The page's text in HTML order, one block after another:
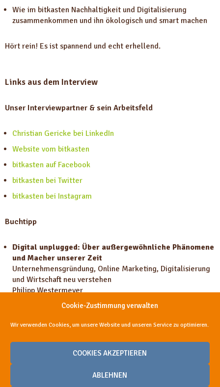
Cookie-Zustimmung verwalten
Wir verwenden Cookies, um unsere Website und unseren Service zu optimieren.
COOKIES AKZEPTIEREN
ABLEHNEN
Wie im bitkasten Nachhaltigkeit und Digitalisierung
zusammenkommen und ihn ökologisch und smart machen
Hört rein! Es ist spannend und echt erhellend.
Links aus dem Interview
Unser Interviewpartner & sein Arbeitsfeld
Christian Gericke bei LinkedIn
Website vom bitkasten
bitkasten auf Facebook
bitkasten bei Twitter
bitkasten bei Instagram
Buchtipp
Digital unplugged: Über außergewöhnliche Phänomene
und Macher unserer Zeit
Unternehmensgründung, Online Marketing, Digitalisierung
und Wirtschaft neu verstehen
Philipp Westermeyer
Teile diese Episode, damit sie mehr Menschen helfen kann